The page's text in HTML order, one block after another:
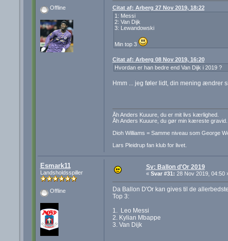
Offline
Citat af: Arberg 27 Nov 2019, 18:22
1: Messi
2: Van Dijk
3: Lewandowski
Min top 3
Citat af: Arberg 08 Nov 2019, 16:20
Hvordan er han bedre end Van Dijk i 2019 ?
Hmm ... jeg føler lidt, din mening ændrer
Åh Anders Kuuure, du er mit livs kærlighed.
Åh Anders Kuuure, du gør min kæreste gravid.
Dioh Williams = Samme niveau som George
Lars Pleidrup fan klub for livet.
Esmark11
Landsholdsspiller
Offline
Sv: Ballon d'Or 2019
« Svar #31: 28 Nov 2019, 04:50
Da Ballon D'Or kan gives til de
Top 3:
1. Leo Messi
2. Kylian Mbappe
3. Van Dijk